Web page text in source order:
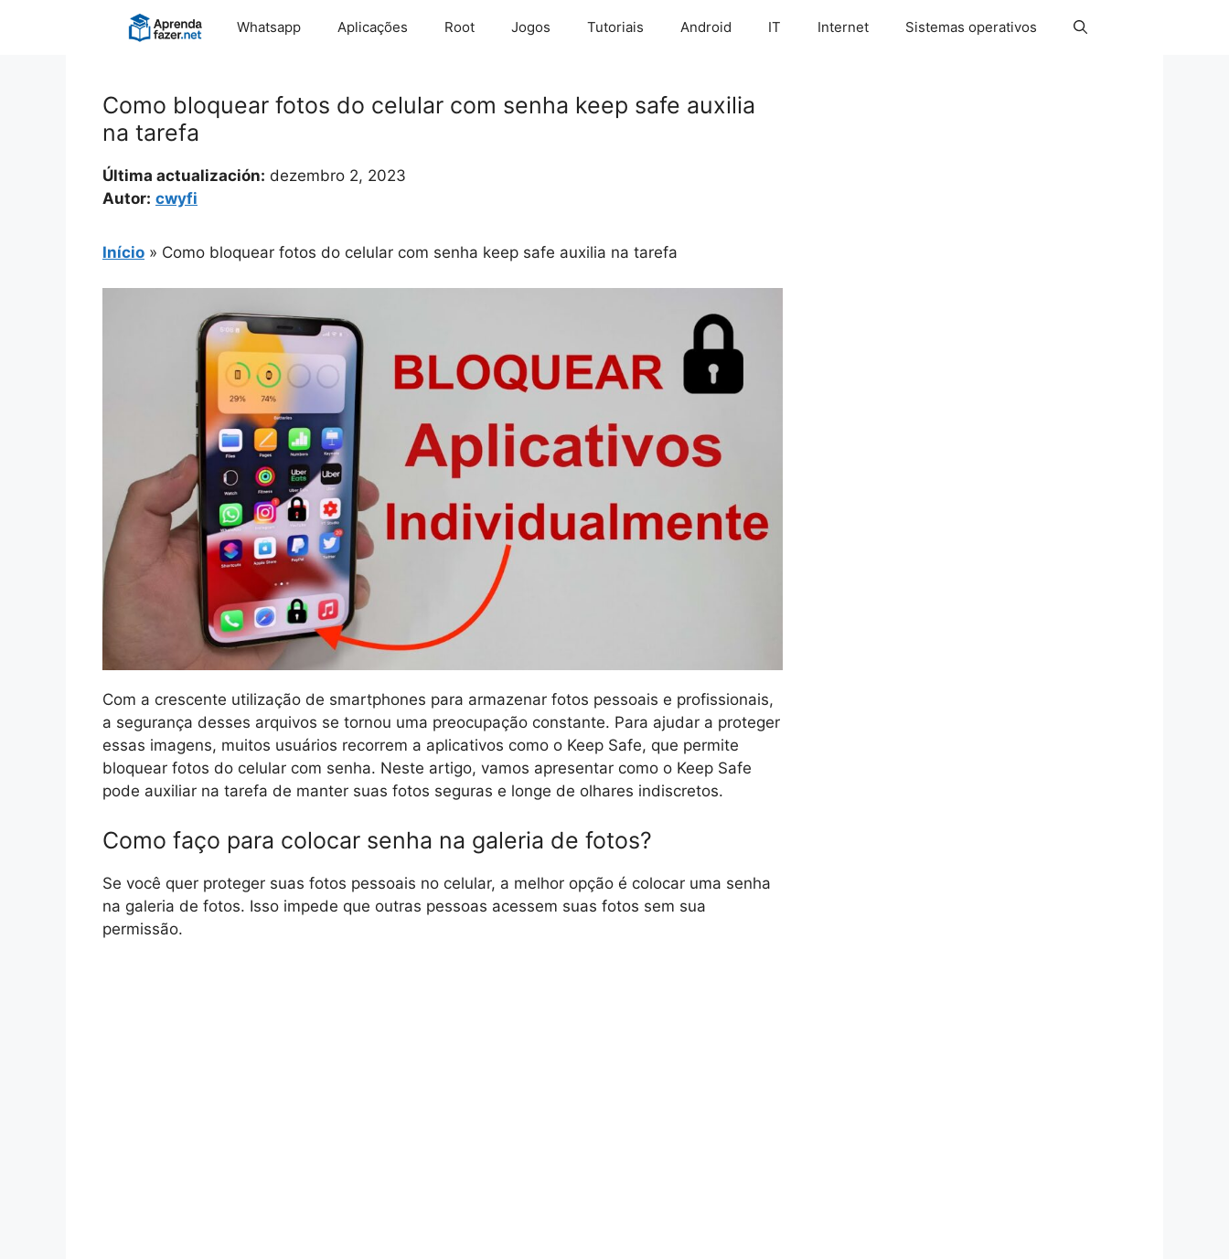
Whatsapp Aplicações Root Jogos Tutoriais Android IT Internet Sistemas operativos
Como bloquear fotos do celular com senha keep safe auxilia
na tarefa
Última actualización: dezembro 2, 2023
Autor: cwyfi
Início » Como bloquear fotos do celular com senha keep safe auxilia na tarefa
Com a crescente utilização de smartphones para armazenar fotos pessoais e profissionais,
a segurança desses arquivos se tornou uma preocupação constante. Para ajudar a proteger
essas imagens, muitos usuários recorrem a aplicativos como o Keep Safe, que permite
bloquear fotos do celular com senha. Neste artigo, vamos apresentar como o Keep Safe
pode auxiliar na tarefa de manter suas fotos seguras e longe de olhares indiscretos.
Como faço para colocar senha na galeria de fotos?
Se você quer proteger suas fotos pessoais no celular, a melhor opção é colocar uma senha
na galeria de fotos. Isso impede que outras pessoas acessem suas fotos sem sua
permissão.